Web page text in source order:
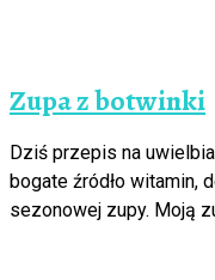
Zupa z botwinki
Dziś przepis na
bogate źródło witamin,
sezonowej zupy. Moją